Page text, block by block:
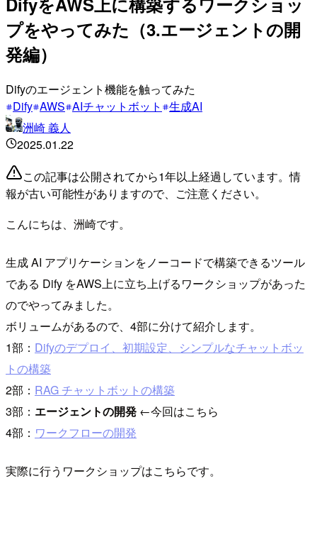
プをやってみた（3.エージェントの開
発編）
Difyのエージェント機能を触ってみた
Dify AWS AIチャットボット
生成AI
洲崎 義人
2025.01.22
この記事は公開されてから1年以上経過しています。情
報が古い可能性がありますので、ご注意ください。
こんにちは、洲崎です。
生成 AI アプリケーションをノーコードで構築できるツール
である Dify をAWS上に立ち上げるワークショップがあった
のでやってみました。
ボリュームがあるので、4部に分けて紹介します。
1部： Difyのデプロイ、初期設定、シンプルなチャットボッ
トの構築
2部： RAG チャットボットの構築
3部： エージェントの開発 ←今回はこちら
4部： ワークフローの開発
実際に行うワークショップはこちらです。